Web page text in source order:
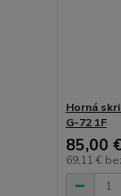
Horná
G-72 1F
85,00 €
69,11 €